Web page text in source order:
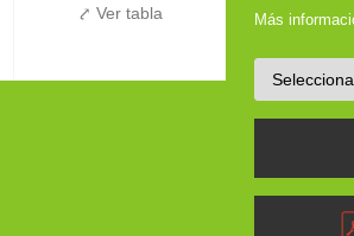
⤤ Ver tabla
Más